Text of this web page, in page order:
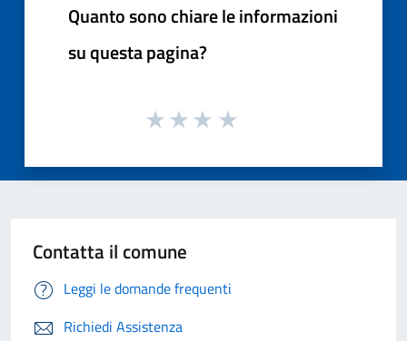
Quanto sono chiare le informazioni
su questa pagina?
Contatta il comune
Leggi le domande frequenti
Richiedi Assistenza